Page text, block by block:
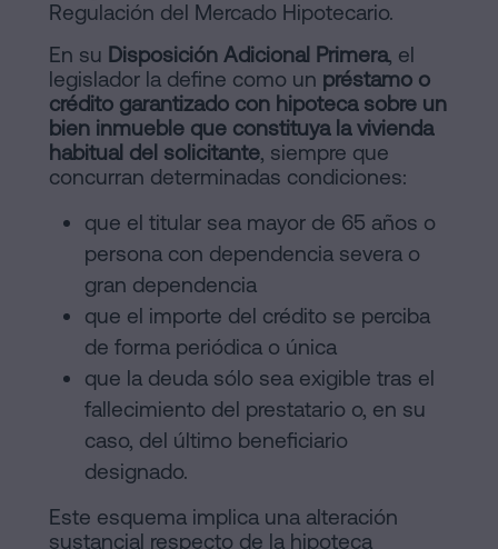
Regulación del Mercado Hipotecario.
En su Disposición Adicional Primera, el
legislador la define como un préstamo o
crédito garantizado con hipoteca sobre un
bien inmueble que constituya la vivienda
habitual del solicitante, siempre que
concurran determinadas condiciones:
que el titular sea mayor de 65 años o
persona con dependencia severa o
gran dependencia
que el importe del crédito se perciba
de forma periódica o única
que la deuda sólo sea exigible tras el
fallecimiento del prestatario o, en su
caso, del último beneficiario
designado.
Este esquema implica una alteración
sustancial respecto de la hipoteca